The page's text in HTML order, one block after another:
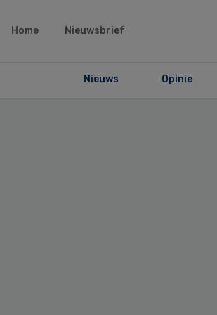
Home Nieuwsbrief
Nieuws Opinie